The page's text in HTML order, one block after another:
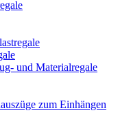
und Materialregale
zum Einhängen